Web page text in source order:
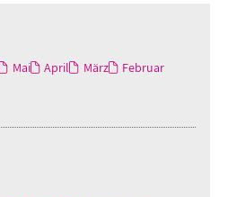
Mai April März
Februar